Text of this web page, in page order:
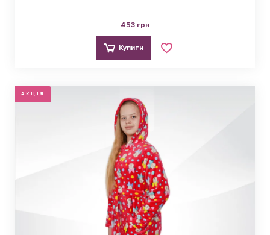
453 грн
Купити
АКЦІЯ